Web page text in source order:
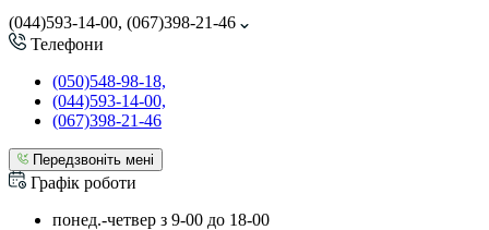
(044)593-14-00, (067)398-21-46
Телефони
(050)548-98-18,
(044)593-14-00,
(067)398-21-46
Передзвоніть мені
Графік роботи
понед.-четвер з 9-00 до 18-00